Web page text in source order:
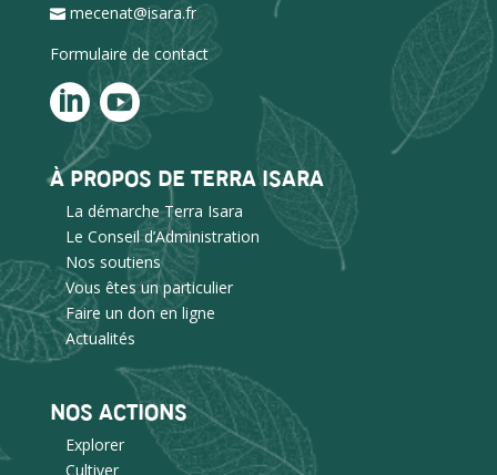
mecenat@isara.fr
Formulaire de contact
À PROPOS DE TERRA ISARA
La démarche Terra Isara
Le Conseil d’Administration
Nos soutiens
Vous êtes un particulier
Faire un don en ligne
Actualités
NOS ACTIONS
Explorer
Cultiver